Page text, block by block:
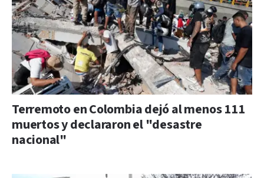
Terremoto en Colombia dejó al menos 111
muertos y declararon el "desastre
nacional"